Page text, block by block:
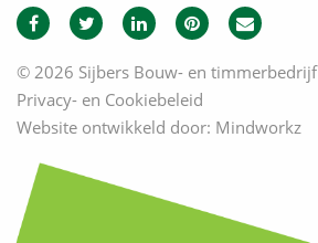
© 2026 Sijbers Bouw- en timmerbedrijf
Privacy- en Cookiebeleid
Website ontwikkeld door: Mindworkz